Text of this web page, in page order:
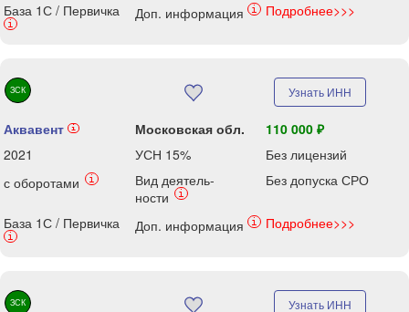
База 1С / Первичка
i
Доп. информация i Подробнее>>>
ЗСК Узнать ИНН
Аквавент i Московская обл.
110 000 ₽
2021
УСН 15%
Без лицензий
с оборотами
i
Вид деятель-
ности
i
Без допуска СРО
База 1С / Первичка
i
Доп. информация i Подробнее>>>
ЗСК Узнать ИНН